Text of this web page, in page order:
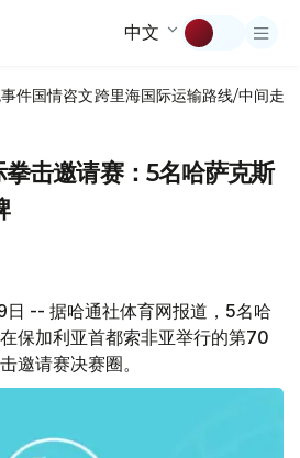
中文
事件国情咨文跨里海国际运输路线/中间走廊
拳击邀请赛：5名哈萨克斯
-- 据哈通社体育网报道，5名哈
保加利亚首都索非亚举行的第70
邀请赛决赛圈。